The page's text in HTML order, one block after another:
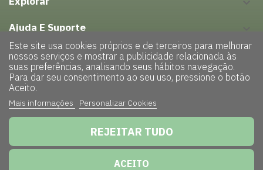
Ajuda E Suporte
Este site usa cookies próprios e de terceiros para melhorar
nossos serviços e mostrar a publicidade relacionada às
suas preferências, analisando seus hábitos navegação.
Para dar seu consentimento ao seu uso, pressione o botão
Aceito.
Mais informações Personalizar Cookies
REJEITAR TUDO
ACEITO
Copyright © 2022 – GreenHouse| Todos os direitos reservados |